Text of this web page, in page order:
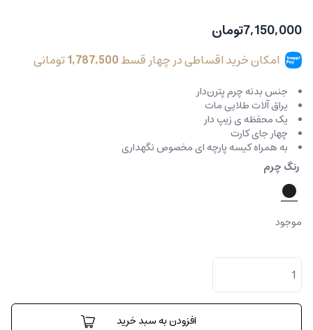
7,150,000تومان
امکان خرید اقساطی در چهار قسط1,787,500تومانی
جنس بدنه چرم پترن‌دار
یراق آلات طلایی مات
یک محفظه ی زیپ دار
چهار جای کارت
به همراه کیسه پارچه ای مخصوص نگهداری
رنگ چرم
موجود
نیکولتا
هخامنشی
طرح
گئو
افزودن به سبد خرید